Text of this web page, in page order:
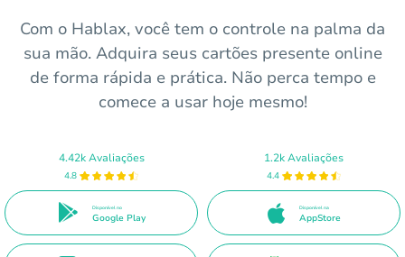
Com o Hablax, você tem o controle na palma da
sua mão. Adquira seus cartões presente online
de forma rápida e prática. Não perca tempo e
comece a usar hoje mesmo!
4.42k Avaliações
4.8
Disponível no
Google Play
1.2k Avaliações
4.4
Disponível na
AppStore